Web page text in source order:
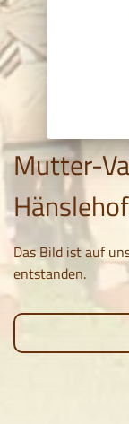
Mutter-
Das Bild ist auf
entstanden.